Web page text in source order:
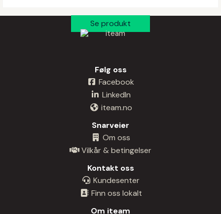
Følg oss
Facebook
LinkedIn
iteam.no
Snarveier
Om oss
Vilkår & betingelser
Kontakt oss
Kundesenter
Finn oss lokalt
Om iteam